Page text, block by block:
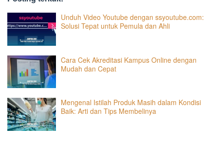
Unduh Video Youtube dengan ssyoutube.com:
Solusi Tepat untuk Pemula dan Ahli
Cara Cek Akreditasi Kampus Online dengan
Mudah dan Cepat
Mengenal Istilah Produk Masih dalam Kondisi
Baik: Arti dan Tips Membelinya